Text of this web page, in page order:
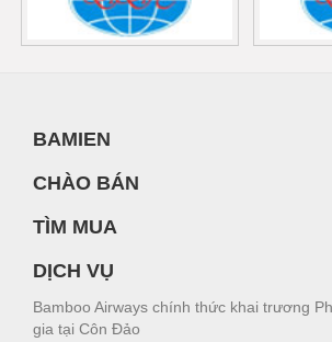
BAMIEN
CHÀO BÁN
TÌM MUA
DỊCH VỤ
Bamboo Airways chính thức khai trương
gia tại Côn Đảo